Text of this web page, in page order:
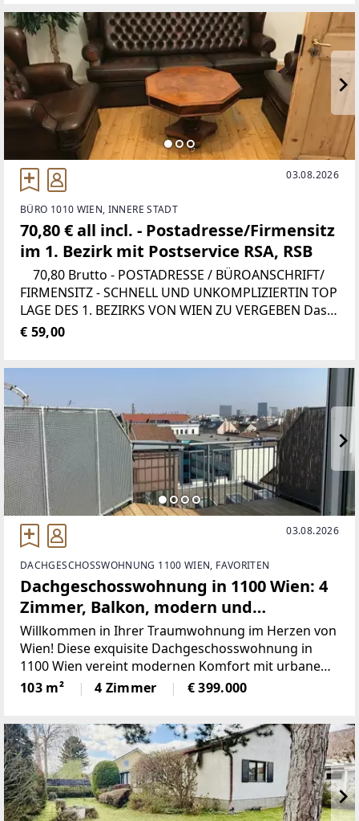
03.08.2026
BÜRO 1010 WIEN, INNERE STADT
70,80 € all incl. - Postadresse/Firmensitz
im 1. Bezirk mit Postservice RSA, RSB
70,80 Brutto - POSTADRESSE / BÜROANSCHRIFT/
FIRMENSITZ - SCHNELL UND UNKOMPLIZIERTIN TOP
LAGE DES 1. BEZIRKS VON WIEN ZU VERGEBEN Das
Büro befindet sich am Salzgries, nur 5 Gehminuten
€ 59,00
03.08.2026
DACHGESCHOSSWOHNUNG 1100 WIEN, FAVORITEN
Dachgeschosswohnung in 1100 Wien: 4
Zimmer, Balkon, modern und
großzügig! nur 399.000,-
Willkommen in Ihrer Traumwohnung im Herzen von
Wien! Diese exquisite Dachgeschosswohnung in
1100 Wien vereint modernen Komfort mit urbanem
Lebensstil und bietet Ihnen alles, was das Herz
begehrt.Mit einer großzügigen Fläche von 103 m²
103 m² 4 Zimmer € 399.000